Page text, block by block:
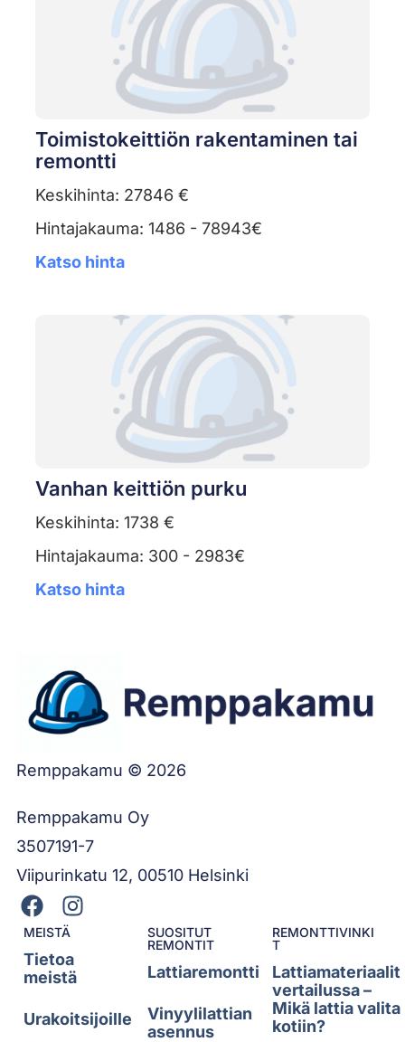
Toimistokeittiön rakentaminen tai
remontti
Keskihinta: 27846 €
Hintajakauma: 1486 - 78943€
Katso hinta
Vanhan keittiön purku
Keskihinta: 1738 €
Hintajakauma: 300 - 2983€
Katso hinta
Remppakamu © 2026
Remppakamu Oy
3507191-7
Viipurinkatu 12, 00510 Helsinki
MEISTÄ
Tietoa
meistä
Urakoitsijoille
SUOSITUT
REMONTIT
Lattiaremontti
Vinyylilattian
asennus
REMONTTIVINKI
T
Lattiamateriaalit
vertailussa –
Mikä lattia valita
kotiin?